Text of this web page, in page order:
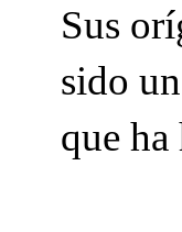
Sus
sido
que ha